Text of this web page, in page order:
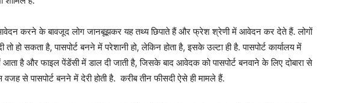
में आवेदन करने के बावजूद लोग जानबूझकर यह तथ्य छिपाते हैं और फ्रेश श्रेणी में आवेदन कर देते हैं. लोगों
हो सकता है, पासपोर्ट बनने में परेशानी हो, लेकिन होता है, इसके उल्‍टा ही है. पासपोर्ट कार्यालय में
आता है और फाइल पेंडेंसी में डाल दी जाती है, जिसके बाद आवेदक को पासपोर्ट बनवाने के लिए दोबारा से
से पासपोर्ट बनने में देरी होती है. करीब तीन फीसदी ऐसे ही मामले हैं.